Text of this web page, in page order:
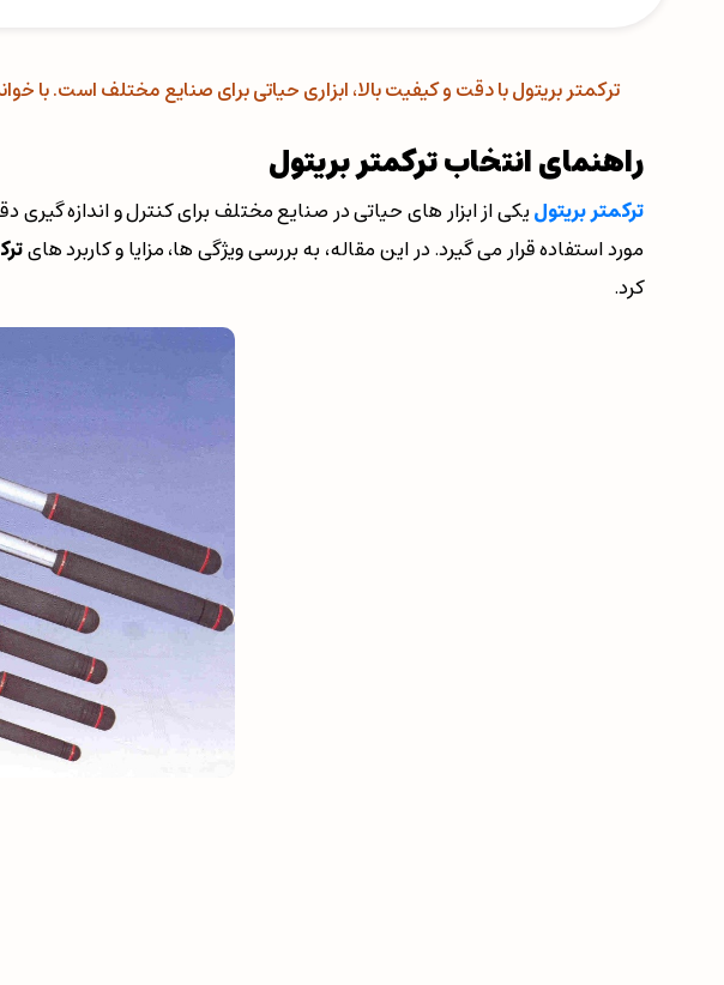
ترکمتر بریتول با دقت و کیفیت بالا، ابزاری حیاتی برای صنایع مختلف است.
راهنمای انتخاب ترکمتر بریتول
ترکمتر بریتولیکی از ابزار های حیاتی در صنایع مختلف برای کنترل و اندازه
مورد استفاده قرار می گیرد. در این مقاله، به بررسی ویژگی ها، مزایا و کاربرد های
کرد.